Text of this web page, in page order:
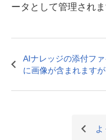
ータとして管理されま
AIナレッジの添付フ
に画像が含まれますが
ることはできますか？